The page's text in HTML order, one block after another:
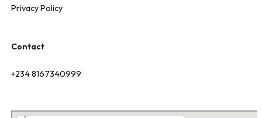
Privacy Policy
Contact
+234 8167340999